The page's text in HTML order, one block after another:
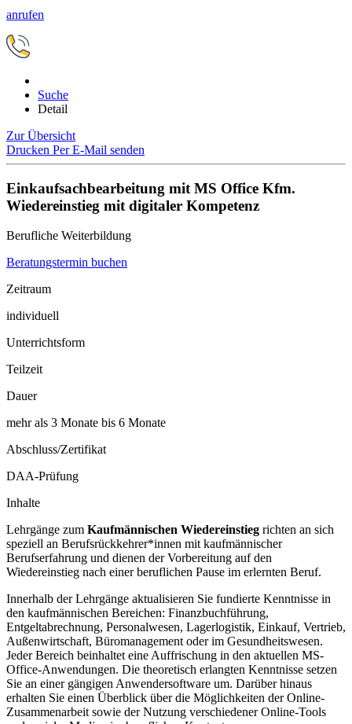
anrufen
Suche
Detail
Zur Übersicht
Drucken Per E-Mail senden
Einkaufsachbearbeitung mit MS Office Kfm.
Wiedereinstieg mit digitaler Kompetenz
Berufliche Weiterbildung
Beratungstermin buchen
Zeitraum
individuell
Unterrichtsform
Teilzeit
Dauer
mehr als 3 Monate bis 6 Monate
Abschluss/Zertifikat
DAA-Prüfung
Inhalte
Lehrgänge zum Kaufmännischen Wiedereinstieg richten an sich
speziell an Berufsrückkehrer*innen mit kaufmännischer
Berufserfahrung und dienen der Vorbereitung auf den
Wiedereinstieg nach einer beruflichen Pause im erlernten Beruf.
Innerhalb der Lehrgänge aktualisieren Sie fundierte Kenntnisse in
den kaufmännischen Bereichen: Finanzbuchführung,
Entgeltabrechnung, Personalwesen, Lagerlogistik, Einkauf, Vertrieb,
Außenwirtschaft, Büromanagement oder im Gesundheitswesen.
Jeder Bereich beinhaltet eine Auffrischung in den aktuellen MS-
Office-Anwendungen. Die theoretisch erlangten Kenntnisse setzen
Sie an einer gängigen Anwendersoftware um. Darüber hinaus
erhalten Sie einen Überblick über die Möglichkeiten der Online-
Zusammenarbeit sowie der Nutzung verschiedener Online-Tools